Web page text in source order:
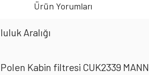
Ürün Yorumları
Aralığı
Kabin filtresi CUK2339 MANN